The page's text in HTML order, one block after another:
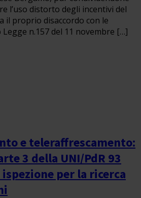
l’uso distorto degli incentivi del
il proprio disaccordo con le
n.157 del 11 novembre […]
e teleraffrescamento:
3 della UNI/PdR 93
per la ricerca